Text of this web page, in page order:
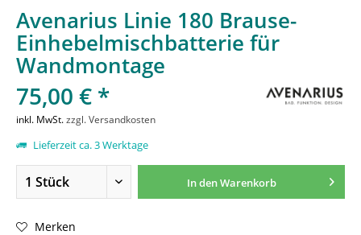
Avenarius Linie 180 Brause-
Einhebelmischbatterie für
Wandmontage
75,00 € *
inkl. MwSt.zzgl. Versandkosten
Lieferzeit ca. 3 Werktage
In denWarenkorb
Merken